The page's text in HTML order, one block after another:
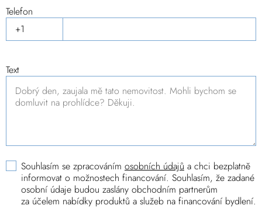
Telefon
Text
Souhlasím se zpracováním osobních údajů a chci bezplatně
informovat o možnostech financování. Souhlasím, že zadané
osobní údaje budou zaslány obchodním partnerům
za účelem nabídky produktů a služeb na financování bydlení.